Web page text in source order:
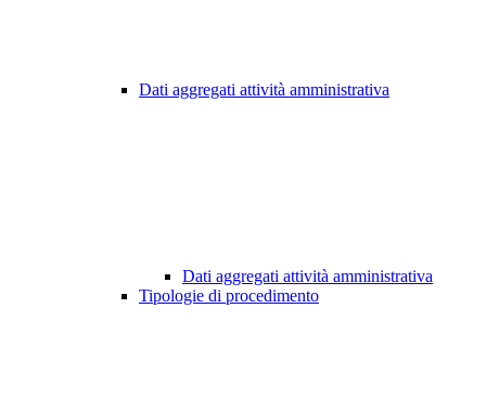
Dati aggregati attività amministrativa
Dati aggregati attività amministrativa
Tipologie di procedimento